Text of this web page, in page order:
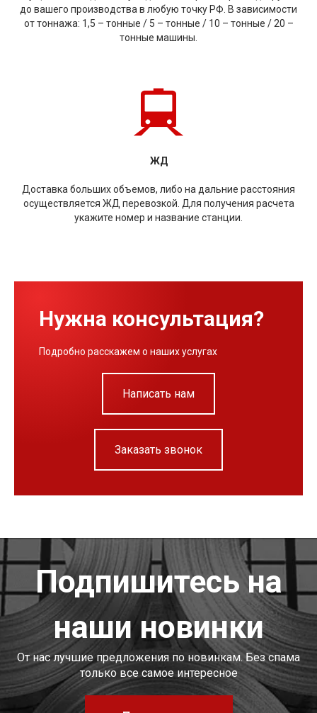
до вашего производства в любую точку РФ. В зависимости
от тоннажа: 1,5 – тонные / 5 – тонные / 10 – тонные / 20 –
тонные машины.
ЖД
Доставка больших объемов, либо на дальние расстояния
осуществляется ЖД перевозкой. Для получения расчета
укажите номер и название станции.
Нужна консультация?
Подробно расскажем о наших услугах
Написать нам
Заказать звонок
Подпишитесь на
наши новинки
От нас лучшие предложения по новинкам. Без спама
только все самое интересное